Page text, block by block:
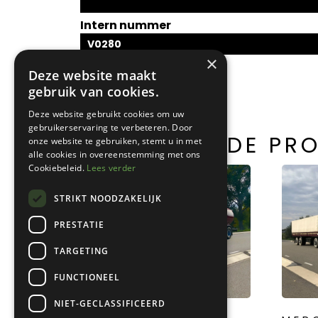
Intern nummer
V0280
GERELATEERDE
×
Deze website maakt
gebruik van cookies.
Deze website gebruikt cookies om uw
gebruikerservaring te verbeteren. Door
onze website te gebruiken, stemt u in met
alle cookies in overeenstemming met ons
Cookiebeleid. Lees verder
STRIKT NOODZAKELIJK
PRESTATIE
TARGETING
FUNCTIONEEL
NIET-GECLASSIFICEERD